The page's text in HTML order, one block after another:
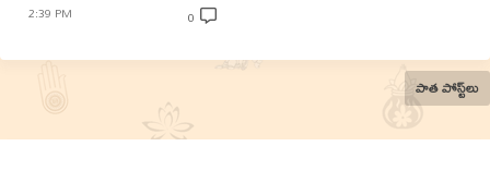
2:39 PM 0
పాత పోస్ట్‌లు